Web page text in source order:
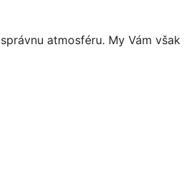
atmosféru. My Vám však